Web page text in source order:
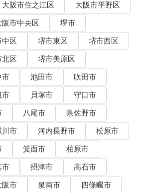
大阪市住之江区
大阪市平野区
阪市中央区
堺市
中区 堺市東区
堺市西区
北区
堺市美原区
市 池田市
吹田市
市 貝塚市
守口市
八尾市
泉佐野市
川市 河内長野市
松原市
箕面市
柏原市
市 摂津市
高石市
阪市 泉南市
四條畷市